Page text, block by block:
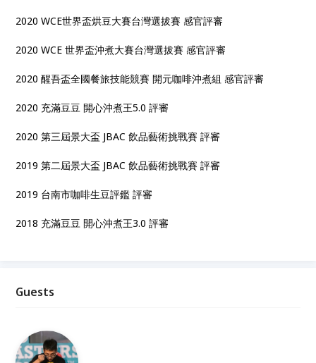
2020 WCE世界盃烘豆大賽台灣選拔賽 感官評審
2020 WCE 世界盃沖煮大賽台灣選拔賽 感官評審
2020 醒吾盃全國餐旅技能競賽 開元咖啡沖煮組 感官評審
2020 充滿豆豆 開心沖煮王5.0 評審
2020 第三屆景大盃 JBAC 飲品藝術挑戰賽 評審
2019 第二屆景大盃 JBAC 飲品藝術挑戰賽 評審
2019 台南市咖啡生豆評鑑 評審
2018 充滿豆豆 開心沖煮王3.0 評審
Guests